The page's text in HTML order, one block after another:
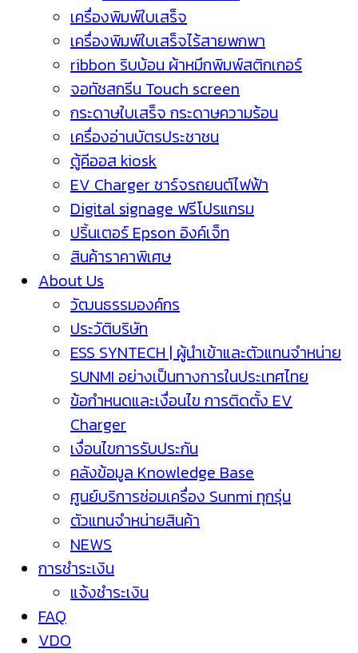
เครื่องพิมพ์ใบเสร็จ
เครื่องพิมพ์ใบเสร็จไร้สายพกพา
ribbon ริบบ้อน ผ้าหมึกพิมพ์สติกเกอร์
จอทัชสกรีน Touch screen
กระดาษใบเสร็จ กระดาษความร้อน
เครื่องอ่านบัตรประชาชน
ตู้คีออส kiosk
EV Charger ชาร์จรถยนต์ไฟฟ้า
Digital signage ฟรีโปรแกรม
ปริ้นเตอร์ Epson อิงค์เจ็ท
สินค้าราคาพิเศษ
About Us
วัฒนธรรมองค์กร
ประวัติบริษัท
ESS SYNTECH | ผู้นำเข้าและตัวแทนจำหน่าย
SUNMI อย่างเป็นทางการในประเทศไทย
ข้อกำหนดและเงื่อนไข การติดตั้ง EV
Charger
เงื่อนไขการรับประกัน
คลังข้อมูล Knowledge Base
ศูนย์บริการซ่อมเครื่อง Sunmi ทุกรุ่น
ตัวแทนจำหน่ายสินค้า
NEWS
การชำระเงิน
แจ้งชำระเงิน
FAQ
VDO